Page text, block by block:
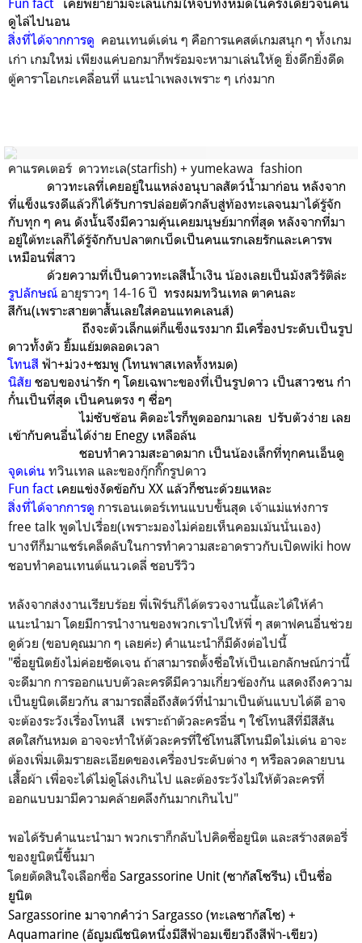
Fun fact เคยพยายามจะเล่นเกมให้จบทั้งหมดในครั้งเดียวจนคน
ดูไล่ไปนอน
สิ่งที่ได้จากการดู คอนเทนต์เด่น ๆ คือการแคสต์เกมสนุก ๆ ทั้งเกม
เก่า เกมใหม่ เพียงแค่บอกมาก็พร้อมจะหามาเล่นให้ดู ยิ่งดึกยิ่งดีด
ตู้คาราโอเกะเคลื่อนที่ แนะนำเพลงเพราะ ๆ เก่งมาก
คาแรคเตอร์ ดาวทะเล(starfish) + yumekawa fashion
ดาวทะเลที่เคยอยู่ในแหล่งอนุบาลสัตว์น้ำมาก่อน หลังจาก
ที่แข็งแรงดีแล้วก็ได้รับการปล่อยตัวกลับสู่ท้องทะเลจนมาได้รู้จัก
กับทุก ๆ คน ดังนั้นจึงมีความคุ้นเคยมนุษย์มากที่สุด หลังจากที่มา
อยู่ใต้ทะเลก็ได้รู้จักกับปลาตกเบ็ดเป็นคนแรกเลยรักและเคารพ
เหมือนพี่สาว
ด้วยความที่เป็นดาวทะเลสีน้ำเงิน น้องเลยเป็นมังสวิรัติล่ะ
รูปลักษณ์ อายุราวๆ 14-16 ปี ทรงผมทวินเทล ตาคนละ
สีกัน(เพราะสายตาสั้นเลยใส่คอนแทคเลนส์)
ถึงจะตัวเล็กแต่ก็แข็งแรงมาก มีเครื่องประดับเป็นรูป
ดาวทั้งตัว ยิ้มแย้มตลอดเวลา
โทนสี ฟ้า+ม่วง+ชมพู (โทนพาสเทลทั้งหมด)
นิสัย ชอบของน่ารัก ๆ โดยเฉพาะของที่เป็นรูปดาว เป็นสาวซน ก๋า
กั๋นเป็นที่สุด เป็นคนตรง ๆ ซื่อๆ
ไม่ซับซ้อน คิดอะไรก็พูดออกมาเลย ปรับตัวง่าย เลย
เข้ากับคนอื่นได้ง่าย Enegy เหลือล้น
ชอบทำความสะอาดมาก เป็นน้องเล็กที่ทุกคนเอ็นดู
จุดเด่น ทวินเทล และของกุ๊กกิ๊กรูปดาว
Fun fact เคยแข่งงัดข้อกับ XX แล้วก็ชนะด้วยแหละ
สิ่งที่ได้จากการดู การเอนเตอร์เทนแบบขั้นสุด เจ้าแม่แห่งการ
free talk พูดไปเรื่อย(เพราะมองไม่ค่อยเห็นคอมเม้นนั่นเอง)
บางทีก็มาแชร์เคล็ดลับในการทำความสะอาดราวกับเปิดwiki how
ชอบทำคอนเทนต์แนวเดลี่ ชอบรีวิว
หลังจากส่งงานเรียบร้อย พี่เฟิร์นก็ได้ตรวจงานนี้และได้ให้คำ
แนะนำมา โดยมีการนำงานของพวกเราไปให้พี่ ๆ สตาฟคนอื่นช่วย
ดูด้วย (ขอบคุณมาก ๆ เลยค่ะ) คำแนะนำก็มีดังต่อไปนี้
"ชื่อยูนิตยังไม่ค่อยชัดเจน ถ้าสามารถตั้งชื่อให้เป็นเอกลักษณ์กว่านี้
จะดีมาก การออกแบบตัวละครดีมีความเกี่ยวข้องกัน แสดงถึงความ
เป็นยูนิตเดียวกัน สามารถสื่อถึงสัตว์ที่นำมาเป็นต้นแบบได้ดี อาจ
จะต้องระวังเรื่องโทนสี เพราะถ้าตัวละครอื่น ๆ ใช้โทนสีที่มีสีสัน
สดใสกันหมด อาจจะทำให้ตัวละครที่ใช้โทนสีโทนมืดไม่เด่น อาจะ
ต้องเพิ่มเติมรายละเอียดของเครื่องประดับต่าง ๆ หรือลวดลายบน
เสื้อผ้า เพื่อจะได้ไม่ดูโล่งเกินไป และต้องระวังไม่ให้ตัวละครที่
ออกแบบมามีความคล้ายคลึงกันมากเกินไป"
พอได้รับคำแนะนำมา พวกเราก็กลับไปคิดชื่อยูนิต และสร้างสตอรี่
ของยูนิตนี้ขึ้นมา
โดยตัดสินใจเลือกชื่อ Sargassorine Unit(ซากัสโซรีน) เป็นชื่อ
ยูนิต
Sargassorine มาจากคำว่า Sargasso (ทะเลซากัสโซ) +
Aquamarine (อัญมณีชนิดหนึ่งมีสีฟ้าอมเขียวถึงสีฟ้า-เขียว)